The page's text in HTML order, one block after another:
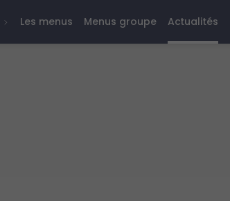
Les menus Menus groupe Actualités